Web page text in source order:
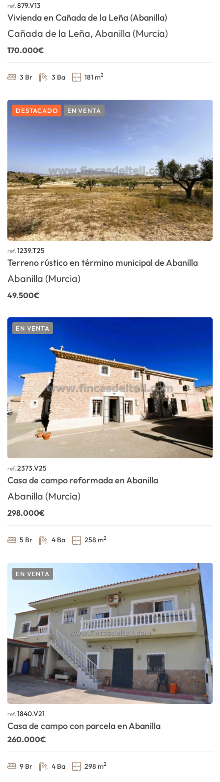
ref. 879.V13
Vivienda en Cañada de la Leña (Abanilla)
Cañada de la Leña, Abanilla (Murcia)
170.000€
3 Br 3 Ba 181 m2
DESTACADO EN VENTA
ref.1239.T25
Terreno rústico en término municipal de Abanilla
Abanilla (Murcia)
49.500€
EN VENTA
ref.2373.V25
Casa de campo reformada en Abanilla
Abanilla (Murcia)
298.000€
5 Br 4 Ba 258 m2
EN VENTA
ref. 1840.V21
Casa de campo con parcela en Abanilla
260.000€
9 Br 4 Ba 298 m2